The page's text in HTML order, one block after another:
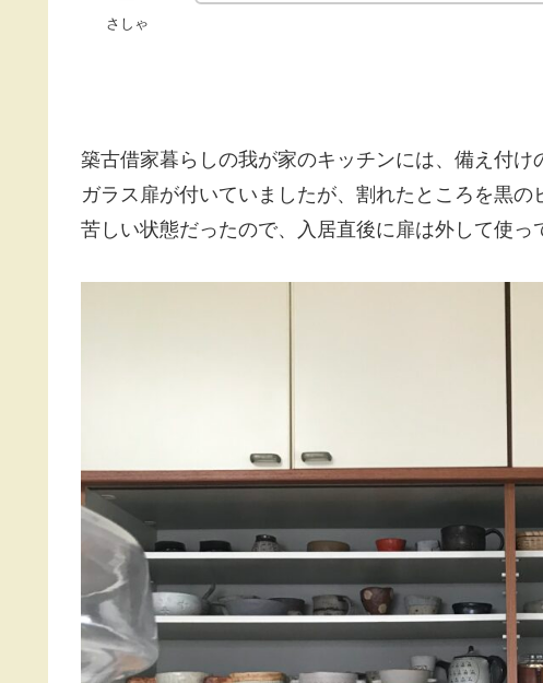
さしゃ
築古借家暮らしの我が家のキッチンには、備え付け
ガラス扉が付いていましたが、割れたところを黒
苦しい状態だったので、入居直後に扉は外して使っ